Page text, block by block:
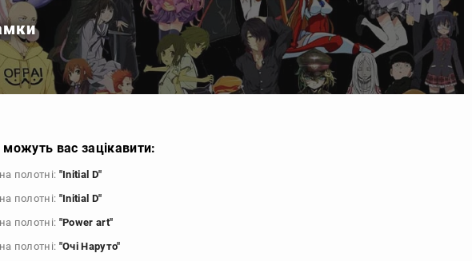
можуть вас зацікавити:
полотні: "Initial D"
полотні: "Initial D"
полотні: "Power art"
полотні: "Очі Наруто"